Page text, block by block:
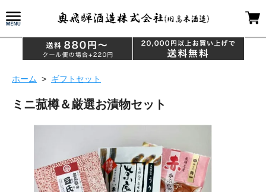
ホーム > ギフトセット
ミニ菰樽＆厳選お漬物セット